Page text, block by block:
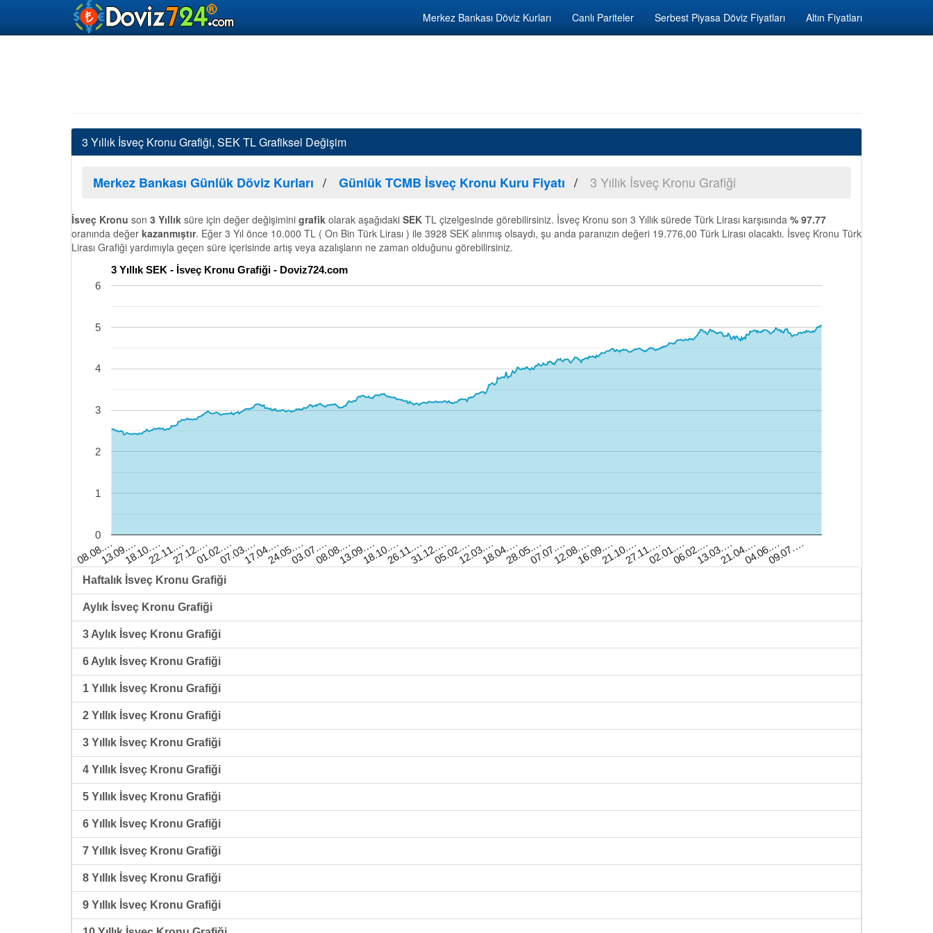
Merkez Bankası Döviz Kurları Canlı Pariteler Serbest Piyasa Döviz Fiyatları Altın Fiyatları
3 Yıllık İsveç Kronu Grafiği, SEK TL Grafiksel Değişim
Merkez Bankası Günlük Döviz Kurları Günlük TCMB İsveç Kronu Kuru Fiyatı 3 Yıllık İsveç Kronu Grafiği
İsveç Kronu son 3 Yıllık süre için değer değişimini grafik olarak aşağıdaki SEK TL çizelgesinde görebilirsiniz. İsveç Kronu son 3 Yıllık sürede Türk Lirası karşısında % 97.77
oranında değer kazanmıştır. Eğer 3 Yıl önce 10.000 TL ( On Bin Türk Lirası ) ile 3928 SEK alınmış olsaydı, şu anda paranızın değeri 19.776,00 Türk Lirası olacaktı. İsveç Kronu Türk
Lirası Grafiği yardımıyla geçen süre içerisinde artış veya azalışların ne zaman olduğunu görebilirsiniz.
3 Yıllık SEK - İsveç Kronu Grafiği - Doviz724.com
08.08.…13.09.…18.10.…22.11.…27.12.…01.02.…07.03.…17.04.…24.05.…03.07.…08.08.…13.09.…18.10.…26.11.…31.12.…05.02.…12.03.…18.04.…28.05.…07.07.…12.08.…16.09.…21.10.…27.11.…02.01.…06.02.…13.03.…21.04.…04.06.…09.07.…
0
1
2
3
4
5
6
Haftalık İsveç Kronu Grafiği
Aylık İsveç Kronu Grafiği
3 Aylık İsveç Kronu Grafiği
6 Aylık İsveç Kronu Grafiği
1 Yıllık İsveç Kronu Grafiği
2 Yıllık İsveç Kronu Grafiği
3 Yıllık İsveç Kronu Grafiği
4 Yıllık İsveç Kronu Grafiği
5 Yıllık İsveç Kronu Grafiği
6 Yıllık İsveç Kronu Grafiği
7 Yıllık İsveç Kronu Grafiği
8 Yıllık İsveç Kronu Grafiği
9 Yıllık İsveç Kronu Grafiği